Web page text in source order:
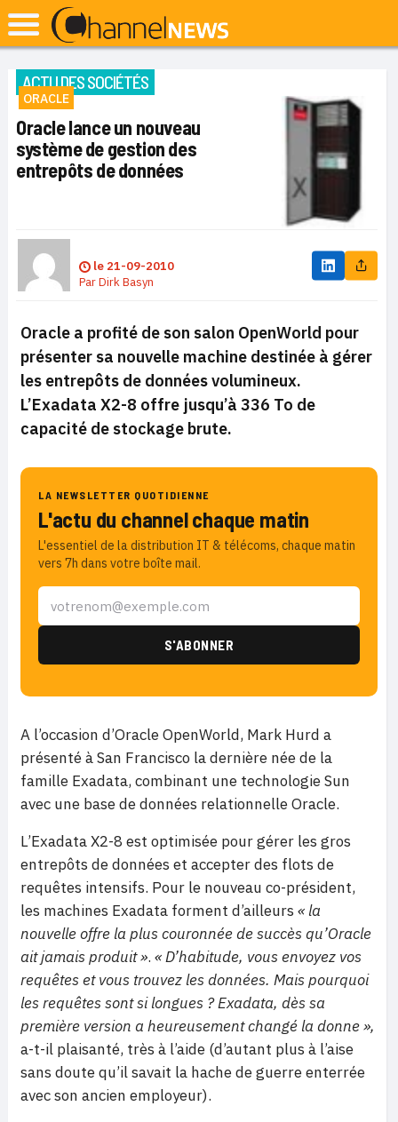
ACTU DES SOCIÉTÉS
ORACLE
Oracle lance un nouveau
système de gestion des
entrepôts de données
le 21-09-2010
ParDirk Basyn
Oracle a profité de son salon OpenWorld pour
présenter sa nouvelle machine destinée à gérer
les entrepôts de données volumineux.
L’Exadata X2-8 offre jusqu’à 336 To de
capacité de stockage brute.
LA NEWSLETTER QUOTIDIENNE
L'actu du channel chaque matin
L'essentiel de la distribution IT & télécoms, chaque matin
vers 7h dans votre boîte mail.
A l’occasion d’Oracle OpenWorld, Mark Hurd a
présenté à San Francisco la dernière née de la
famille Exadata, combinant une technologie Sun
avec une base de données relationnelle Oracle.
L’Exadata X2-8 est optimisée pour gérer les gros
entrepôts de données et accepter des flots de
requêtes intensifs. Pour le nouveau co-président,
les machines Exadata forment d’ailleurs « la
nouvelle offre la plus couronnée de succès qu’Oracle
ait jamais produit ». « D’habitude, vous envoyez vos
requêtes et vous trouvez les données. Mais pourquoi
les requêtes sont si longues ? Exadata, dès sa
première version a heureusement changé la donne »,
a-t-il plaisanté, très à l’aide (d’autant plus à l’aise
sans doute qu’il savait la hache de guerre enterrée
avec son ancien employeur).